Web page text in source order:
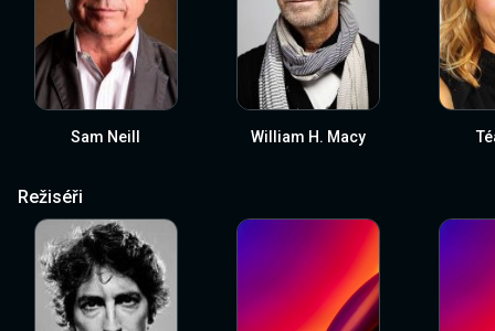
Sam Neill William H. Macy
Režiséři